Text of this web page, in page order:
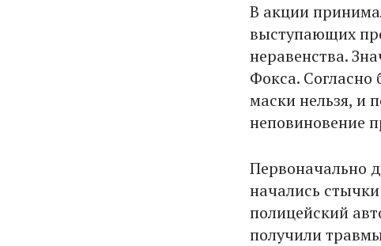
В акции
выступающих
неравенства.
Фокса. Согласно
маски нельзя, и
неповиновение
Первоначально
начались
полицейский
получили